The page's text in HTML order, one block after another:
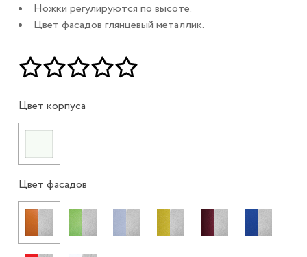
Ножки регулируются по высоте.
Цвет фасадов глянцевый металлик.
Цвет корпуса
Цвет фасадов